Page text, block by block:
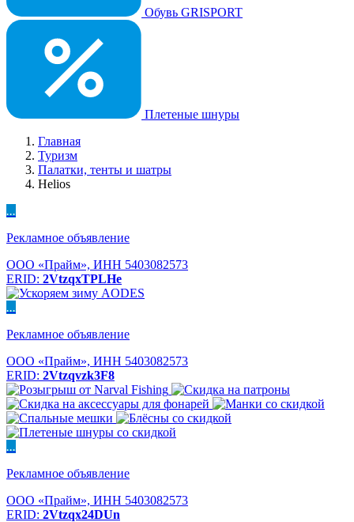
Обувь GRISPORT
Плетеные шнуры
Главная
Туризм
Палатки, тенты и шатры
Helios
...
Рекламное объявление
ООО «Прайм», ИНН 5403082573
ERID: 2VtzqxTPLHe
...
Рекламное объявление
ООО «Прайм», ИНН 5403082573
ERID: 2Vtzqvzk3F8
...
Рекламное объявление
ООО «Прайм», ИНН 5403082573
ERID: 2Vtzqx24DUn